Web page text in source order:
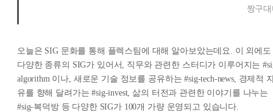
짱구
오늘은 SIG 문화를 통해 플렉스팀에 대해 알아보았는데요. 이 외에도
다양한 종류의 SIG가 있어서, 직무와 관련한 스터디가 이루어지는
algorithm 이나, 새로운 기술 정보를 공유하는 #sig-tech-news, 경제적
유를 향해 달려가는 #sig-invest, 삶의 터전과 관련한 이야기를 나누는
#sig-복덕방 등 다양한 SIG가 100개 가량 운영되고 있습니다.